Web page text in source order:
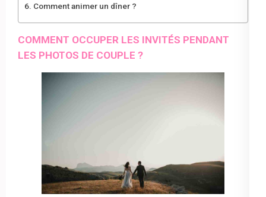
Comment animer un dîner ?
COMMENT OCCUPER LES INVITÉS PENDANT
LES PHOTOS DE COUPLE ?